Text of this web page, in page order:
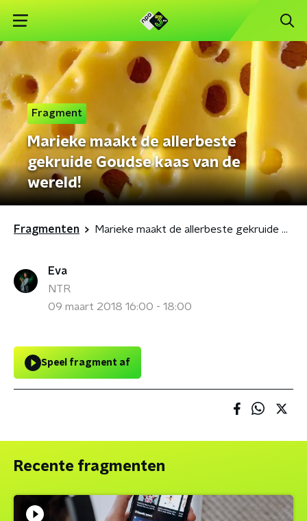
Fragment
Marieke maakt de allerbeste
gekruide Goudse kaas van de
wereld!
Fragmenten Marieke maakt de allerbeste gekruide Goudse kaas van de wereld!
Eva
NTR
09 maart 2018 16:00 - 18:00
Speel fragment af
Recente fragmenten